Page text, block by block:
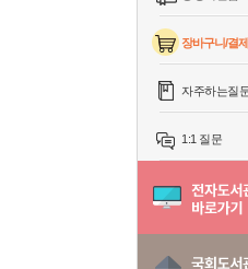
장바구니/결제
자주하는질
1:1 질문